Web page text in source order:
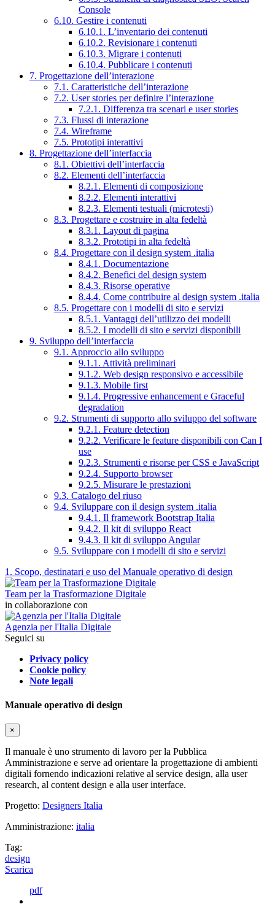
Console
6.10. Gestire i contenuti
6.10.1. L’inventario dei contenuti
6.10.2. Revisionare i contenuti
6.10.3. Migrare i contenuti
6.10.4. Pubblicare i contenuti
7. Progettazione dell’interazione
7.1. Caratteristiche dell’interazione
7.2. User stories per definire l’interazione
7.2.1. Differenza tra scenari e user stories
7.3. Flussi di interazione
7.4. Wireframe
7.5. Prototipi interattivi
8. Progettazione dell’interfaccia
8.1. Obiettivi dell’interfaccia
8.2. Elementi dell’interfaccia
8.2.1. Elementi di composizione
8.2.2. Elementi interattivi
8.2.3. Elementi testuali (microtesti)
8.3. Progettare e costruire in alta fedeltà
8.3.1. Layout di pagina
8.3.2. Prototipi in alta fedeltà
8.4. Progettare con il design system .italia
8.4.1. Documentazione
8.4.2. Benefici del design system
8.4.3. Risorse operative
8.4.4. Come contribuire al design system .italia
8.5. Progettare con i modelli di sito e servizi
8.5.1. Vantaggi dell’utilizzo dei modelli
8.5.2. I modelli di sito e servizi disponibili
9. Sviluppo dell’interfaccia
9.1. Approccio allo sviluppo
9.1.1. Attività preliminari
9.1.2. Web design responsivo e accessibile
9.1.3. Mobile first
9.1.4. Progressive enhancement e Graceful
degradation
9.2. Strumenti di supporto allo sviluppo del software
9.2.1. Feature detection
9.2.2. Verificare le feature disponibili con Can I
use
9.2.3. Strumenti e risorse per CSS e JavaScript
9.2.4. Supporto browser
9.2.5. Misurare le prestazioni
9.3. Catalogo del riuso
9.4. Sviluppare con il design system .italia
9.4.1. Il framework Bootstrap Italia
9.4.2. Il kit di sviluppo React
9.4.3. Il kit di sviluppo Angular
9.5. Sviluppare con i modelli di sito e servizi
1. Scopo, destinatari e uso del Manuale operativo di design
Team per la Trasformazione Digitale
in collaborazione con
Agenzia per l'Italia Digitale
Seguici su
Privacy policy
Cookie policy
Note legali
Manuale operativo di design
×
Il manuale è uno strumento di lavoro per la Pubblica
Amministrazione e serve ad orientare la progettazione di ambienti
digitali fornendo indicazioni relative al service design, alla user
research, al content design e alla user interface.
Progetto: Designers Italia
Amministrazione: italia
Tag:
design
Scarica
pdf